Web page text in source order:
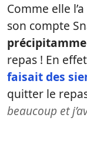
Comme elle
son compte
repas ! En
faisait des
quitter le
beaucoup et